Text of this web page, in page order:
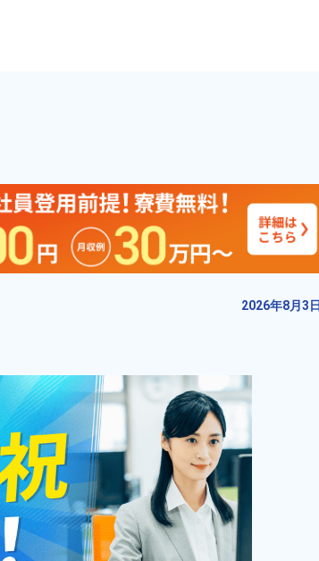
収例22万円以上★20
2026年8月3日
派遣社員
お仕事No.13821-
01
2026年8月3
電子部品・デバイスの機械オ
ーション業務！【月収例27万
イカー通勤OK＆無料駐車場あ
◎1食300円～格安社員食堂利用
可！≪愛知県春日井市≫
時給 1,450円～
勤務地
愛知県春日井市　
勤務時間
[1] 08:25～17:30
[2] 20:25～05:30
[3] 11:25～20:30
[4] 12:25～21:30
雇用形態
派遣社員
職種
マシンオペレーター
寮完備 経験者優遇
資格・経験不問
赴任旅費あり 年間休日120日以上